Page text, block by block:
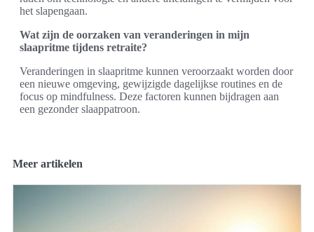
het slapengaan.
Wat zijn de oorzaken van veranderingen in mijn
slaapritme tijdens retraite?
Veranderingen in slaapritme kunnen veroorzaakt worden door
een nieuwe omgeving, gewijzigde dagelijkse routines en de
focus op mindfulness. Deze factoren kunnen bijdragen aan
een gezonder slaappatroon.
Meer artikelen